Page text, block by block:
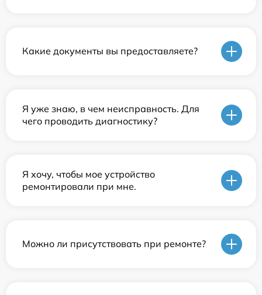
Какие документы вы предоставляете?
Я уже знаю, в чем неисправность. Для
чего проводить диагностику?
Я хочу, чтобы мое устройство
ремонтировали при мне.
Можно ли присутствовать при ремонте?